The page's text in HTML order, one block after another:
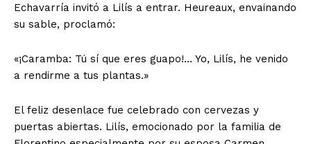
Echavarría invitó a Lilís a entrar. Heureaux, envainando
su sable, proclamó:
«¡Caramba: Tú sí que eres guapo!… Yo, Lilís, he venido
a rendirme a tus plantas.»
El feliz desenlace fue celebrado con cervezas y
puertas abiertas. Lilís, emocionado por la familia de